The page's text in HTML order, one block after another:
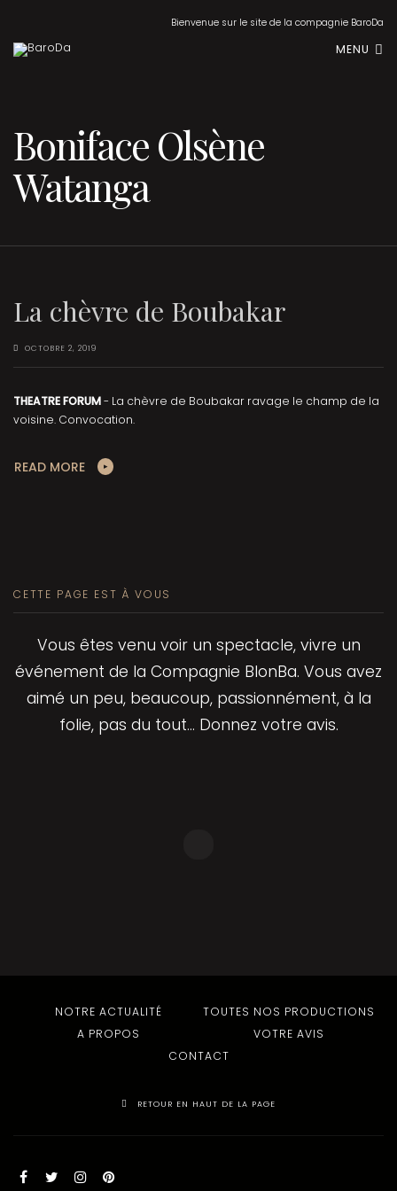
Bienvenue sur le site de la compagnie BaroDa
MENU
Boniface Olsène
Watanga
La chèvre de Boubakar
OCTOBRE 2, 2019
THEATRE FORUM- La chèvre de Boubakar ravage le champ de la
voisine. Convocation.
READ MORE
CETTE PAGE EST À VOUS
Vous êtes venu voir un spectacle, vivre un
événement de la Compagnie BlonBa. Vous avez
aimé un peu, beaucoup, passionnément, à la
folie, pas du tout… Donnez votre avis.
NOTRE ACTUALITÉ
TOUTES NOS PRODUCTIONS
A PROPOS
VOTRE AVIS
CONTACT
RETOUR EN HAUT DE LA PAGE